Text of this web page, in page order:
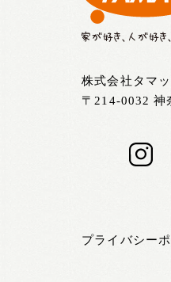
株式会社タマッ
〒214-0032 神
プライバシー